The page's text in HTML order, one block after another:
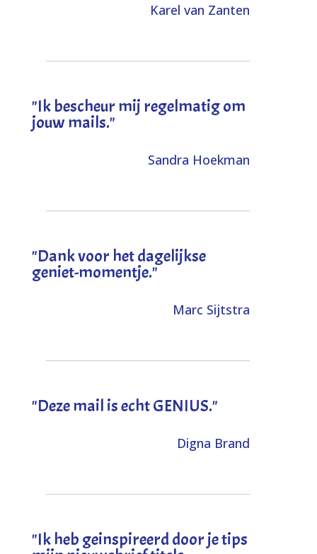
Karel van Zanten
"Ik bescheur mij regelmatig om
jouw mails."
Sandra Hoekman
"Dank voor het dagelijkse
geniet-momentje."
Marc Sijtstra
"Deze mail is echt GENIUS."
Digna Brand
"Ik heb geinspireerd door je tips